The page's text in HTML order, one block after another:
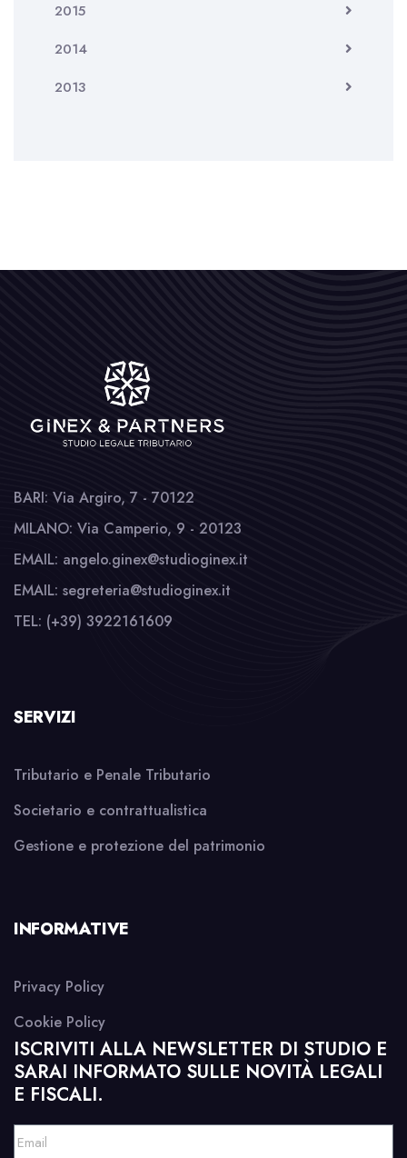
2015
2014
2013
BARI: Via Argiro, 7 - 70122
MILANO: Via Camperio, 9 - 20123
EMAIL: angelo.ginex@studioginex.it
EMAIL: segreteria@studioginex.it
TEL: (+39) 3922161609
SERVIZI
Tributario e Penale Tributario
Societario e contrattualistica
Gestione e protezione del patrimonio
INFORMATIVE
Privacy Policy
Cookie Policy
ISCRIVITI ALLA NEWSLETTER DI STUDIO E
SARAI INFORMATO SULLE NOVITÀ LEGALI
E FISCALI.